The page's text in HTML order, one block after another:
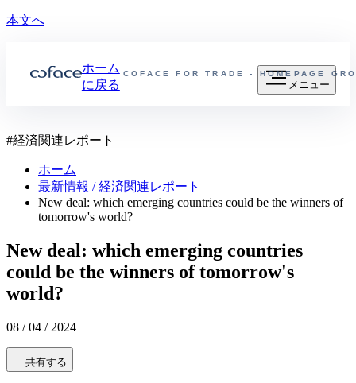
本文へ
COFACE FOR TRADE - HOMEPAGE
ホーム
に戻る
メニュー
#経済関連レポート
ホーム
最新情報 / 経済関連レポート
New deal: which emerging countries could be the winners of
tomorrow's world?
New deal: which emerging countries
could be the winners of tomorrow's
world?
08 / 04 / 2024
共有する